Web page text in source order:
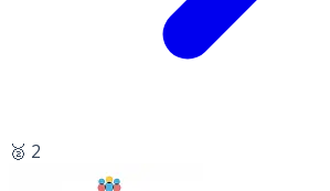
🥈 2